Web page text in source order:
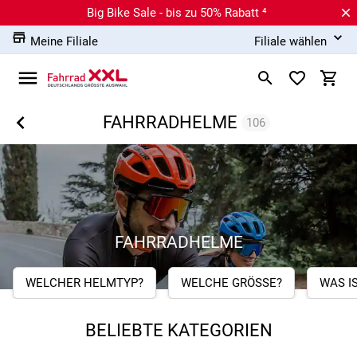
Big Bike Sale - bis zu 50% Rabatt ⁴
Meine Filiale
Filiale wählen
FAHRRADHELME 106
FAHRRADHELME
WELCHER HELMTYP? WELCHE GRÖSSE? WAS
BELIEBTE KATEGORIEN